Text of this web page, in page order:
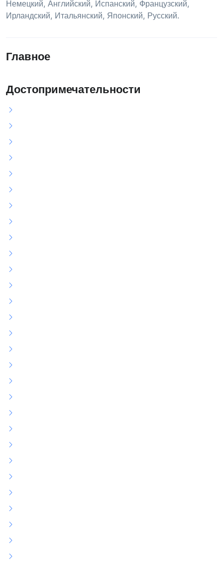
Немецкий, Английский, Испанский, Французский,
Ирландский, Итальянский, Японский, Русский.
Главное
Достопримечательности